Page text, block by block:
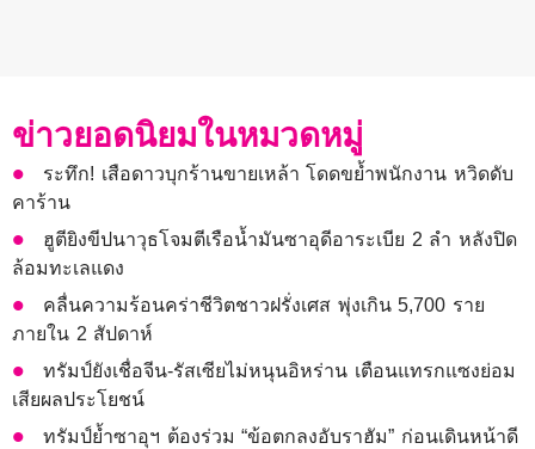
ข่าวยอดนิยมในหมวดหมู่
ระทึก! เสือดาวบุกร้านขายเหล้า โดดขย้ำพนักงาน หวิดดับ
คาร้าน
ฮูตียิงขีปนาวุธโจมตีเรือน้ำมันซาอุดีอาระเบีย 2 ลำ หลังปิด
ล้อมทะเลแดง
คลื่นความร้อนคร่าชีวิตชาวฝรั่งเศส พุ่งเกิน 5,700 ราย
ภายใน 2 สัปดาห์
ทรัมป์ยังเชื่อจีน-รัสเซียไม่หนุนอิหร่าน เตือนแทรกแซงย่อม
เสียผลประโยชน์
ทรัมป์ย้ำซาอุฯ ต้องร่วม “ข้อตกลงอับราฮัม” ก่อนเดินหน้าดี